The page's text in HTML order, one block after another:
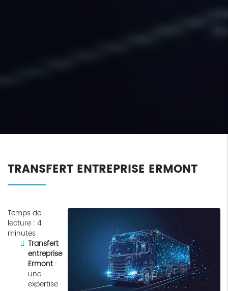
TRANSFERT ENTREPRISE ERMONT
Temps de
lecture : 4
minutes
Transfert
entreprise
Ermont :
une
expertise